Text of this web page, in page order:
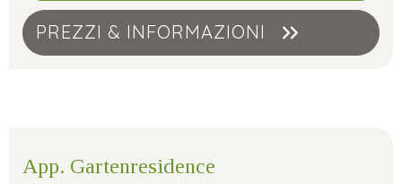
PREZZI & INFORMAZIONI
App. Gartenresidence